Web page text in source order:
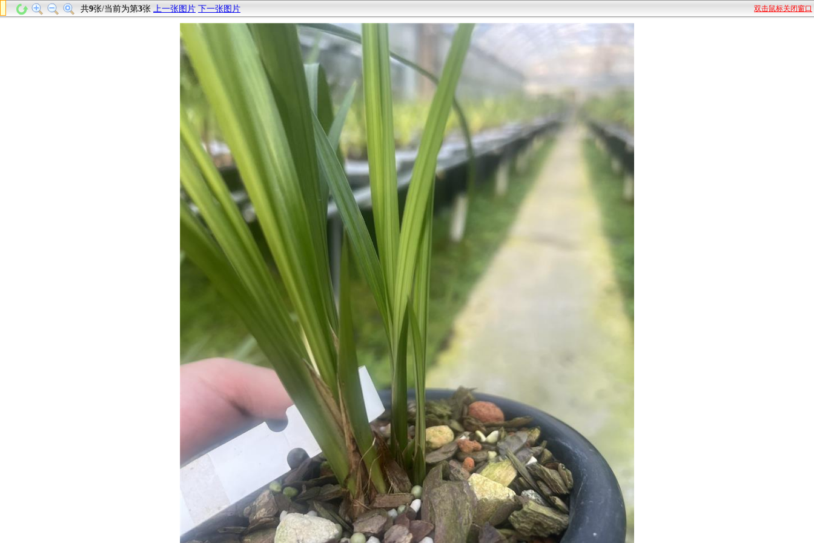
共9张/当前为第3张 上一张图片 下一张图片 双击鼠标关闭窗口